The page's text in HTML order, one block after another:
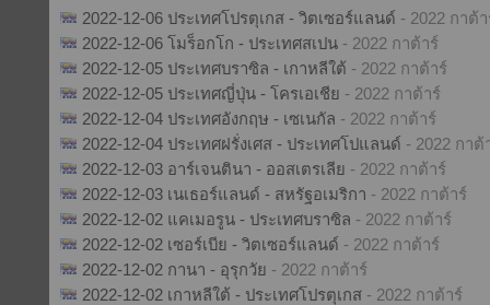
2022-12-06 ประเทศโปรตุเกส - วิตเซอร์แลนด์ - 2022 กาต้
2022-12-06 โมร็อกโก - ประเทศสเปน - 2022 กาต้าร์
2022-12-05 ประเทศบราซิล - เกาหลีใต้ - 2022 กาต้าร์
2022-12-05 ประเทศญี่ปุ่น - โครเอเชีย - 2022 กาต้าร์
2022-12-04 ประเทศอังกฤษ - เซเนกัล - 2022 กาต้าร์
2022-12-04 ประเทศฝรั่งเศส - ประเทศโปแลนด์ - 2022 กาต้
2022-12-03 อาร์เจนตินา - ออสเตรเลีย - 2022 กาต้าร์
2022-12-03 เนเธอร์แลนด์ - สหรัฐอเมริกา - 2022 กาต้าร์
2022-12-02 แคเมอรูน - ประเทศบราซิล - 2022 กาต้าร์
2022-12-02 เซอร์เบีย - วิตเซอร์แลนด์ - 2022 กาต้าร์
2022-12-02 กานา - อุรุกวัย - 2022 กาต้าร์
2022-12-02 เกาหลีใต้ - ประเทศโปรตุเกส - 2022 กาต้าร์